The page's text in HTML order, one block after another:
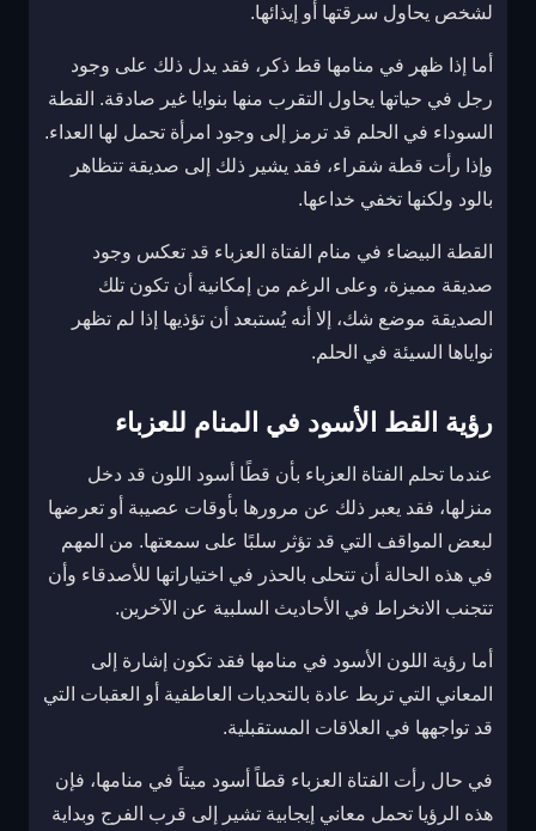
لشخص يحاول سرقتها أو إيذائها.
أما إذا ظهر في منامها قط ذكر، فقد يدل ذلك على وجود
رجل في حياتها يحاول التقرب منها بنوايا غير صادقة. القطة
السوداء في الحلم قد ترمز إلى وجود امرأة تحمل لها العداء.
وإذا رأت قطة شقراء، فقد يشير ذلك إلى صديقة تتظاهر
بالود ولكنها تخفي خداعها.
القطة البيضاء في منام الفتاة العزباء قد تعكس وجود
صديقة مميزة، وعلى الرغم من إمكانية أن تكون تلك
الصديقة موضع شك، إلا أنه يُستبعد أن تؤذيها إذا لم تظهر
نواياها السيئة في الحلم.
رؤية القط الأسود في المنام للعزباء
عندما تحلم الفتاة العزباء بأن قطًا أسود اللون قد دخل
منزلها، فقد يعبر ذلك عن مرورها بأوقات عصيبة أو تعرضها
لبعض المواقف التي قد تؤثر سلبًا على سمعتها. من المهم
في هذه الحالة أن تتحلى بالحذر في اختياراتها للأصدقاء وأن
تتجنب الانخراط في الأحاديث السلبية عن الآخرين.
أما رؤية اللون الأسود في منامها فقد تكون إشارة إلى
المعاني التي تربط عادة بالتحديات العاطفية أو العقبات التي
قد تواجهها في العلاقات المستقبلية.
في حال رأت الفتاة العزباء قطاً أسود ميتاً في منامها، فإن
هذه الرؤيا تحمل معاني إيجابية تشير إلى قرب الفرج وبداية